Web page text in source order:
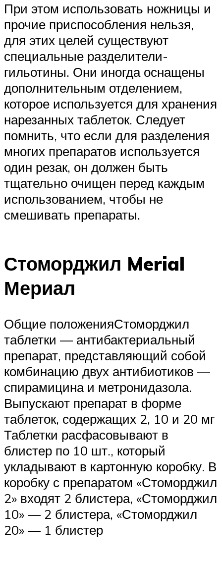
При этом использовать ножницы и
прочие приспособления нельзя,
для этих целей существуют
специальные разделители-
гильотины. Они иногда оснащены
дополнительным отделением,
которое используется для хранения
нарезанных таблеток. Следует
помнить, что если для разделения
многих препаратов используется
один резак, он должен быть
тщательно очищен перед каждым
использованием, чтобы не
смешивать препараты.
Стоморджил Merial
Мериал
Общие положенияСтоморджил
таблетки — антибактериальный
препарат, представляющий собой
комбинацию двух антибиотиков —
спирамицина и метронидазола.
Выпускают препарат в форме
таблеток, содержащих 2, 10 и 20 мг
Таблетки расфасовывают в
блистер по 10 шт., который
укладывают в картонную коробку. В
коробку с препаратом «Стоморджил
2» входят 2 блистера, «Стоморджил
10» — 2 блистера, «Стоморджил
20» — 1 блистер